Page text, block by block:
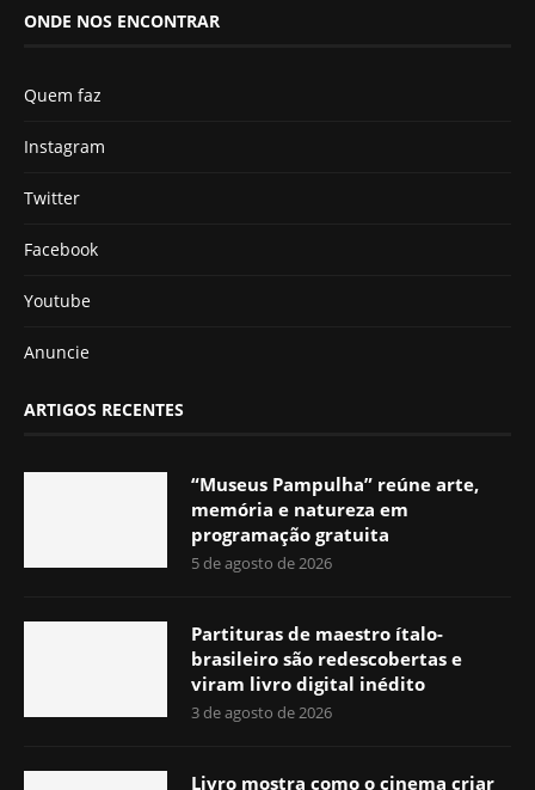
ONDE NOS ENCONTRAR
Quem faz
Instagram
Twitter
Facebook
Youtube
Anuncie
ARTIGOS RECENTES
“Museus Pampulha” reúne arte,
memória e natureza em
programação gratuita
5 de agosto de 2026
Partituras de maestro ítalo-
brasileiro são redescobertas e
viram livro digital inédito
3 de agosto de 2026
Livro mostra como o cinema criar